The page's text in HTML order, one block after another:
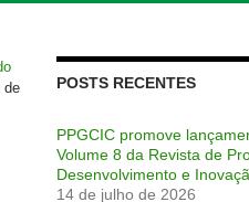
de
POSTS RECENTES
PPGCIC promove
Volume 8 da Revista de
Desenvolvimento e
14 de julho de 2026